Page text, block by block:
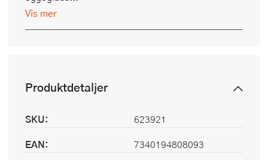
Vis mer
Produktdetaljer
SKU:
623921
EAN:
7340194808093